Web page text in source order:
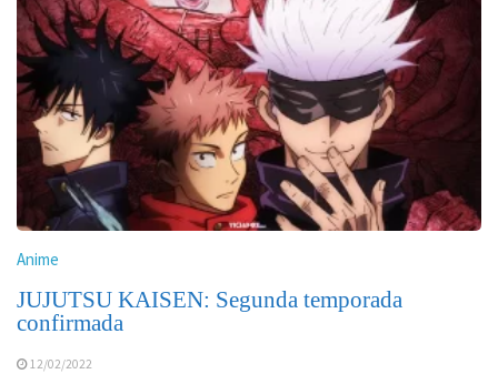
Anime
JUJUTSU KAISEN: Segunda temporada
confirmada
12/02/2022